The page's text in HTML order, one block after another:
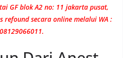
GF blok A2 no: 11 jakarta pusat,
refound secara online melalui WA :
08129066011.